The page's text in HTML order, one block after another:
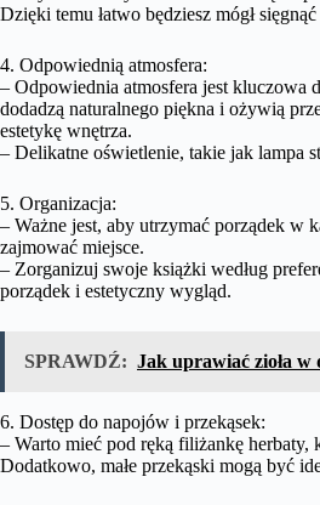
Dzięki temu łatwo będziesz mógł
4. Odpowiednią atmosfera:
– Odpowiednia atmosfera jest kluczowa
dodadzą naturalnego piękna i ożywią
estetykę wnętrza.
– Delikatne oświetlenie, takie jak lampa
5. Organizacja:
– Ważne jest, aby utrzymać porządek w
zajmować miejsce.
– Zorganizuj swoje książki według
porządek i estetyczny wygląd.
SPRAWDŹ: Jak uprawiać zioła w
6. Dostęp do napojów i przekąsek:
– Warto mieć pod ręką filiżankę
Dodatkowo, małe przekąski mogą być